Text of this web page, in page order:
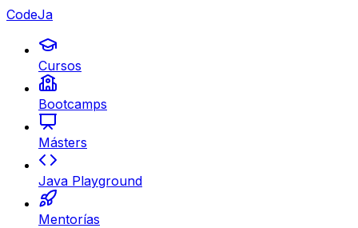
CodeJa
Cursos
Bootcamps
Másters
Java Playground
Mentorías